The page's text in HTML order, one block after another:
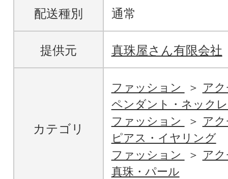
配送種別 通常
提供元 真珠屋さん有限会社
カテゴリ
ファッション
ア
ペンダント・ネック
ファッション
ア
ピアス・イヤリング
ファッション
ア
真珠・パール